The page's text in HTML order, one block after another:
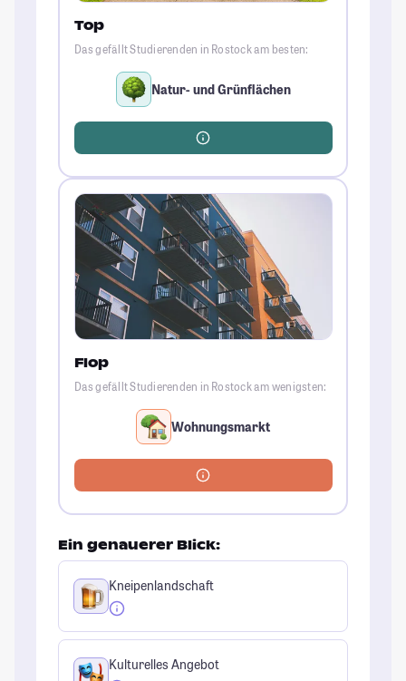
Top
Das gefällt Studierenden in Rostock am besten:
Natur- und Grünflächen
Flop
Das gefällt Studierenden in Rostock am wenigsten:
Wohnungsmarkt
Ein genauerer Blick:
Kneipenlandschaft
Kulturelles Angebot